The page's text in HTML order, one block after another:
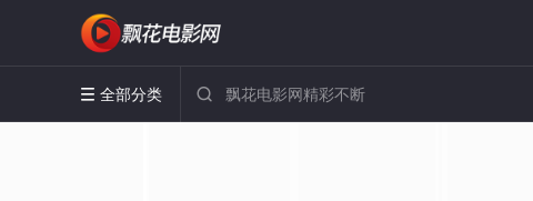
 全部分类 